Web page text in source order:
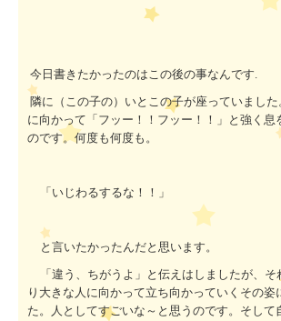
今日書きたかったのはこの後の事なんです.
隣に（この子の）いとこの子が座っていました
に向かって「フッー！！ フッー！！ 」と強く息
のです。何度も何度も。
「いじわるするな！！」
と言いたかったんだと思います。
「違う、ちがうよ」と伝えはしましたが、そ
り大きな人に向かって立ち向かっていくその姿
た。人としてすごいな～と思うのです。そして